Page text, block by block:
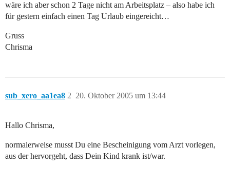
wäre ich aber schon 2 Tage nicht am Arbeitsplatz – also habe ich
für gestern einfach einen Tag Urlaub eingereicht…
Gruss
Chrisma
sub_xero_aa1ea8 20. Oktober 2005 um 13:44
2
Hallo Chrisma,
normalerweise musst Du eine Bescheinigung vom Arzt vorlegen,
aus der hervorgeht, dass Dein Kind krank ist/war.